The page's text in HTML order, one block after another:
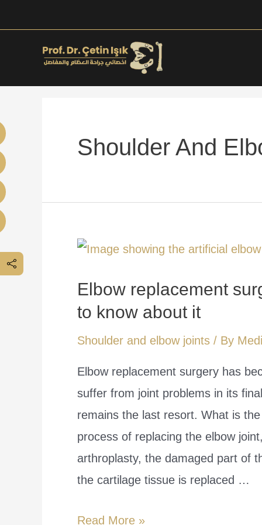
to
Shoulder And
Elbow replacement
to know about it
Shoulder and elbow joints / By
Elbow replacement surgery has
suffer from joint problems in its
remains the last resort. What is
process of replacing the elbow
arthroplasty, the damaged part of
the cartilage tissue is replaced …
Elbow
Read More »